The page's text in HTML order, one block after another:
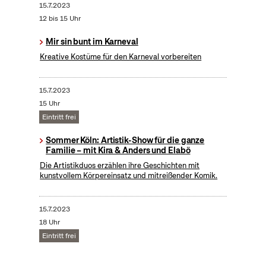
15.7.2023
12 bis 15 Uhr
Mir sin bunt im Karneval
Kreative Kostüme für den Karneval vorbereiten
15.7.2023
15 Uhr
Eintritt frei
Sommer Köln: Artistik-Show für die ganze
Familie – mit Kira & Anders und Elabö
Die Artistikduos erzählen ihre Geschichten mit
kunstvollem Körpereinsatz und mitreißender Komik.
15.7.2023
18 Uhr
Eintritt frei